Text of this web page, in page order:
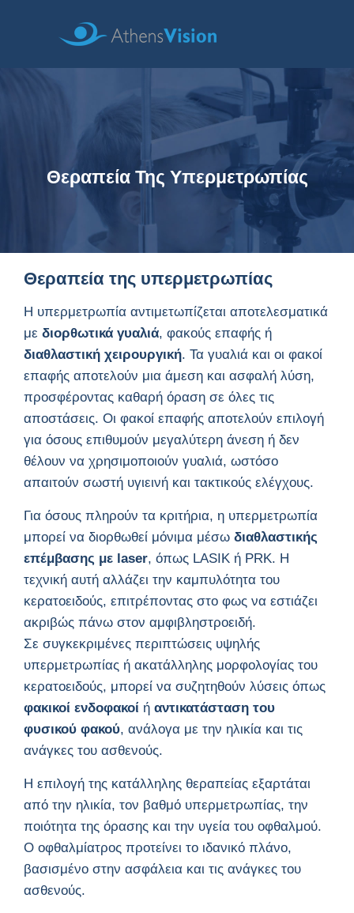
Θεραπεία Της Υπερμετρωπίας
Θεραπεία της υπερμετρωπίας
Η υπερμετρωπία αντιμετωπίζεται αποτελεσματικά
με διορθωτικά γυαλιά, φακούς επαφής ή
διαθλαστική χειρουργική. Τα γυαλιά και οι φακοί
επαφής αποτελούν μια άμεση και ασφαλή λύση,
προσφέροντας καθαρή όραση σε όλες τις
αποστάσεις. Οι φακοί επαφής αποτελούν επιλογή
για όσους επιθυμούν μεγαλύτερη άνεση ή δεν
θέλουν να χρησιμοποιούν γυαλιά, ωστόσο
απαιτούν σωστή υγιεινή και τακτικούς ελέγχους.
Για όσους πληρούν τα κριτήρια, η υπερμετρωπία
μπορεί να διορθωθεί μόνιμα μέσω διαθλαστικής
επέμβασης με laser, όπως LASIK ή PRK. Η
τεχνική αυτή αλλάζει την καμπυλότητα του
κερατοειδούς, επιτρέποντας στο φως να εστιάζει
ακριβώς πάνω στον αμφιβληστροειδή.
Σε συγκεκριμένες περιπτώσεις υψηλής
υπερμετρωπίας ή ακατάλληλης μορφολογίας του
κερατοειδούς, μπορεί να συζητηθούν λύσεις όπως
φακικοί ενδοφακοί ή αντικατάσταση του
φυσικού φακού, ανάλογα με την ηλικία και τις
ανάγκες του ασθενούς.
Η επιλογή της κατάλληλης θεραπείας εξαρτάται
από την ηλικία, τον βαθμό υπερμετρωπίας, την
ποιότητα της όρασης και την υγεία του οφθαλμού.
Ο οφθαλμίατρος προτείνει το ιδανικό πλάνο,
βασισμένο στην ασφάλεια και τις ανάγκες του
ασθενούς.